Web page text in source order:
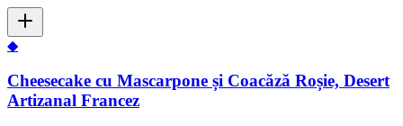
◆
Cheesecake cu Mascarpone și Coacăză Roșie, Desert
Artizanal Francez